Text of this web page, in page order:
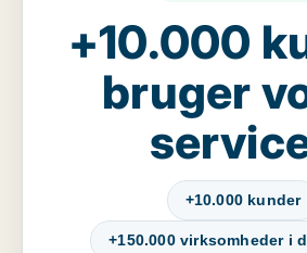
+10.000
bruger
+10.000 kunder
+150.000 virksomheder i